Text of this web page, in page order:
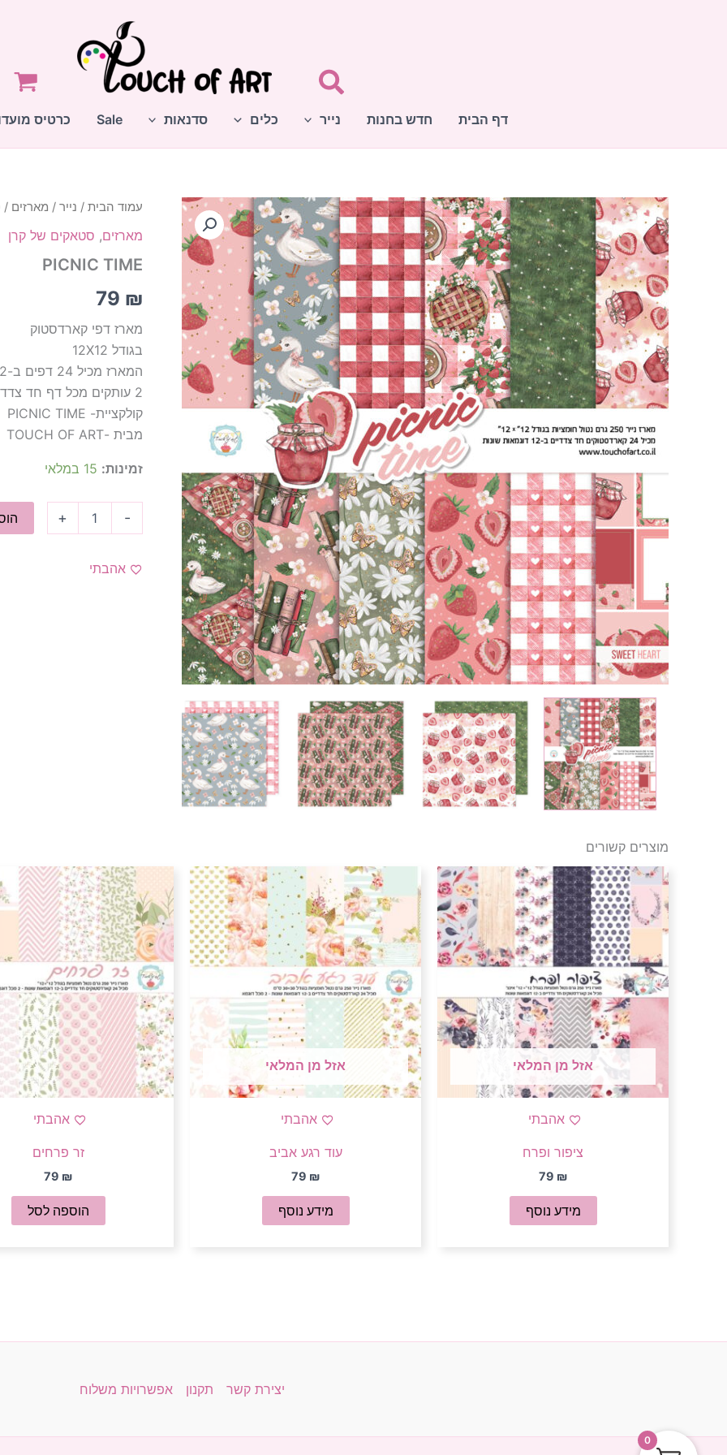
דף הבית חדש בחנות נייר כלים סדנאות Sale כרטיס
עמוד הבית / נייר / מארזים /
מארזים, סטאקים של קרן
PICNIC TIME
79 ₪
מארז דפי קארדסטוק
בגודל 12X12
המארז מכיל 24 דפים ב-12 עיצובים שונים
2 עותקים מכל דף חד צדדי
קולקציית- PICNIC TIME
מבית -TOUCH OF ART
זמינות: 15 במלאי
-
כמות
של
PICNIC
TIME
+
אהבתי
מוצרים קשורים
אזל מן המלאי
אהבתי
ציפור ופרח
79 ₪
מידע נוסף
אזל מן המלאי
אהבתי
עוד רגע אביב
79 ₪
מידע נוסף
אהבתי
זר פרחים
79 ₪
הוספה לסל
יצירת קשר תקנון אפשרויות משלוח
0